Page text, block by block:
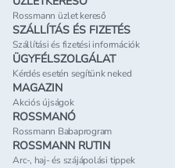
Rossmann üzlet kereső
SZÁLLÍTÁS ÉS FIZETÉS
Szállítási és fizetési információk
ÜGYFÉLSZOLGÁLAT
Kérdés esetén segítünk neked
MAGAZIN
Akciós újságok
ROSSMANÓ
Rossmann Babaprogram
ROSSMANN RUTIN
Arc-, haj- és szájápolási tippek